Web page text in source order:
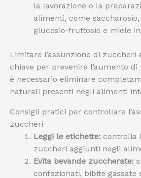
la lavorazione o la
alimenti, come
glucosio-fruttosio e miele in
Limitare l’assunzione di zuccheri
chiave per prevenire l’aumento
è necessario eliminare
naturali presenti negli alimenti
Consigli pratici per controllare
zuccheri
Leggi le etichette: controlla
zuccheri aggiunti negli
Evita bevande zuccherate:
confezionati, bibite gassate